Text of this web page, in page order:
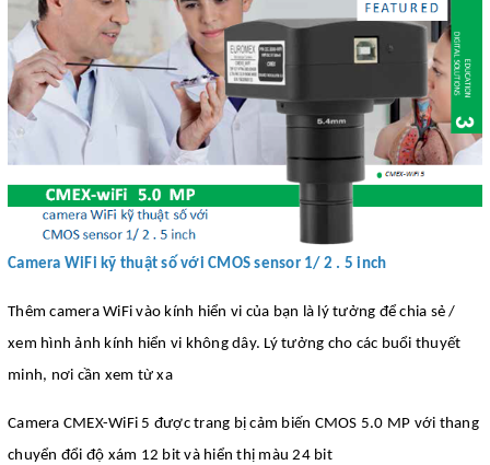
Camera WiFi kỹ thuật số với CMOS sensor 1/ 2 . 5 inch
Thêm camera WiFi vào kính hiển vi của bạn là lý tưởng để chia sẻ /
xem hình ảnh kính hiển vi không dây. Lý tưởng cho các buổi thuyết
minh, nơi cần xem từ xa
Camera CMEX-WiFi 5 được trang bị cảm biến CMOS 5.0 MP với thang
chuyển đổi độ xám 12 bit và hiển thị màu 24 bit